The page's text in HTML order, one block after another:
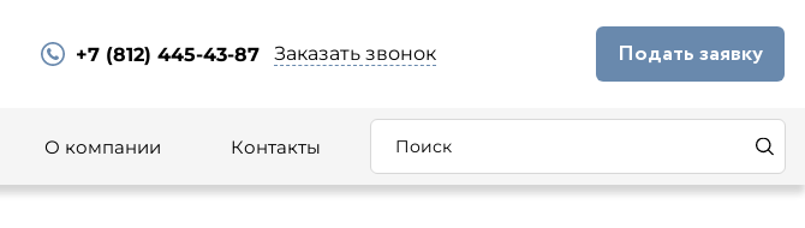
+7 (812) 445-43-87 Заказать звонок Подать заявку
О компании Контакты